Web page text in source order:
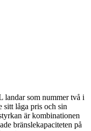
som nummer två i
sitt låga pris och sin
är kombinationen
bränslekapaciteten på